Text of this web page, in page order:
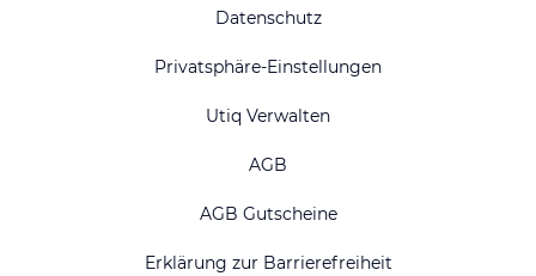
Datenschutz
Privatsphäre-Einstellungen
Utiq Verwalten
AGB
AGB Gutscheine
Erklärung zur Barrierefreiheit